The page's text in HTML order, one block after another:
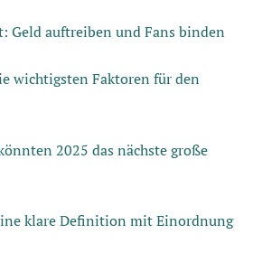
Geld auftreiben und Fans binden
wichtigsten Faktoren für den
2025 das nächste große
klare Definition mit Einordnung